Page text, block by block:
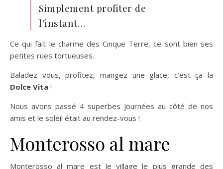
Simplement profiter de
l’instant…
Ce qui fait le charme des Cinque Terre, ce sont bien ses
petites rues tortueuses.
Baladez vous, profitez, mangez une glace, c’est ça la
Dolce Vita !
Nous avons passé 4 superbes journées au côté de nos
amis et le soleil était au rendez-vous !
Monterosso al mare
Monterosso al mare est le village le plus grande des